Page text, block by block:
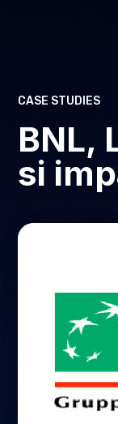
CASE STUDIES
BNL,
si